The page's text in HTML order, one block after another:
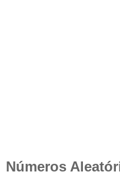
Números